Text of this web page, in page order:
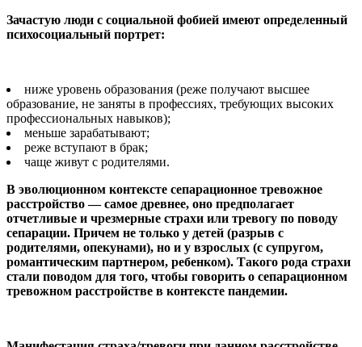
Зачастую люди с социальной фобией имеют определенный
психосоциальный портрет:
ниже уровень образования (реже получают высшее
образование, не заняты в профессиях, требующих высоких
профессиональных навыков);
меньше зарабатывают;
реже вступают в брак;
чаще живут с родителями.
В эволюционном контексте сепарационное тревожное
расстройство — самое древнее, оно предполагает
отчетливые и чрезмерные страхи или тревогу по поводу
сепарации. Причем не только у детей (разрыв с
родителями, опекунами), но и у взрослых (с супругом,
романтическим партнером, ребенком). Такого рода страхи
стали поводом для того, чтобы говорить о сепарационном
тревожном расстройстве в контексте пандемии.